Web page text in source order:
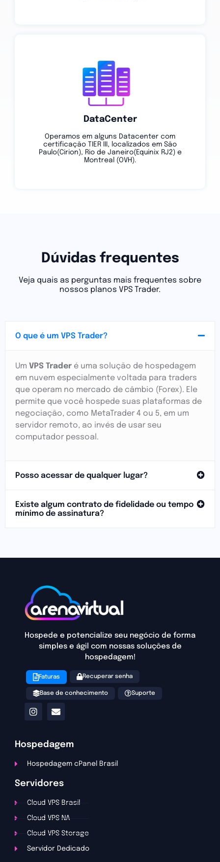
DataCenter
Operamos em alguns Datacenter com
certificação TIER III, localizados em São
Paulo(Cirion), Rio de Janeiro(Equinix RJ2) e
Montreal (OVH).
Dúvidas frequentes
Veja quais as perguntas mais frequentes sobre
nossos planos VPS Trader.
O que é um VPS Trader?
Um VPS Trader é uma solução de hospedagem
em nuvem especialmente voltada para traders
que operam no mercado de câmbio (Forex). Ele
permite que você hospede suas plataformas de
negociação, como MetaTrader 4 ou 5, em um
servidor remoto, ao invés de usar seu
computador pessoal.
Posso acessar de qualquer lugar?
Existe algum contrato de fidelidade ou tempo
mínimo de assinatura?
Hospede e potencialize seu negócio de forma
simples e ágil com nossas soluções de
hospedagem!
Faturas Recuperar senha
Base de conhecimento Suporte
Hospedagem
Hospedagem cPanel Brasil
Servidores
Cloud VPS Brasil
Cloud VPS NA
Cloud VPS Storage
Servidor Dedicado